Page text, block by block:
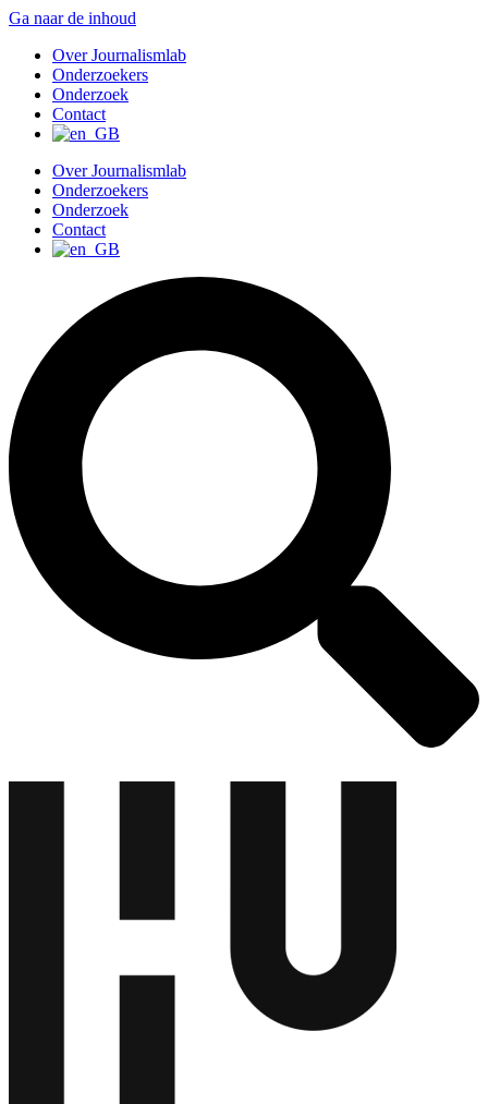
Ga naar de inhoud
Over Journalismlab
Onderzoekers
Onderzoek
Contact
Over Journalismlab
Onderzoekers
Onderzoek
Contact